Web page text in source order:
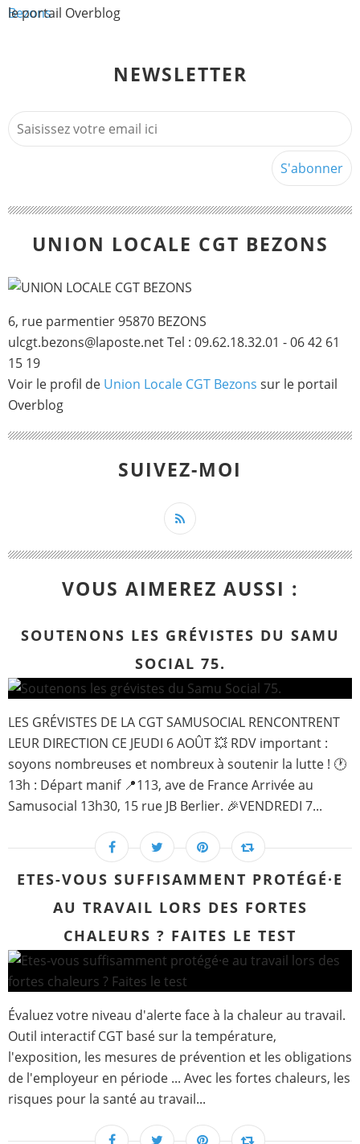
le portail Overblog
NEWSLETTER
UNION LOCALE CGT BEZONS
6, rue parmentier 95870 BEZONS
ulcgt.bezons@laposte.net Tel : 09.62.18.32.01 - 06 42 61
15 19
Voir le profil de Union Locale CGT Bezons sur le portail
Overblog
SUIVEZ-MOI
VOUS AIMEREZ AUSSI :
SOUTENONS LES GRÉVISTES DU SAMU
SOCIAL 75.
LES GRÉVISTES DE LA CGT SAMUSOCIAL RENCONTRENT
LEUR DIRECTION CE JEUDI 6 AOÛT 💥 RDV important :
soyons nombreuses et nombreux à soutenir la lutte ! 🕐
13h : Départ manif 📍113, ave de France Arrivée au
Samusocial 13h30, 15 rue JB Berlier. 🎉VENDREDI 7...
ETES-VOUS SUFFISAMMENT PROTÉGÉ·E
AU TRAVAIL LORS DES FORTES
CHALEURS ? FAITES LE TEST
Évaluez votre niveau d'alerte face à la chaleur au travail.
Outil interactif CGT basé sur la température,
l'exposition, les mesures de prévention et les obligations
de l'employeur en période ... Avec les fortes chaleurs, les
risques pour la santé au travail...